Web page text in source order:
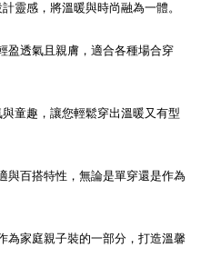
靈感，將溫暖與時尚融為一體。
盈透氣且親膚，適合各種場合穿
童趣，讓您輕鬆穿出溫暖又有型
與百搭特性，無論是單穿還是作為
為家庭親子裝的一部分，打造溫馨